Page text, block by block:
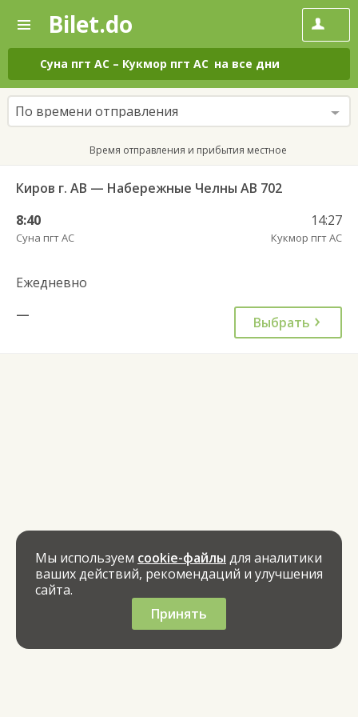
—
Поиск
и
покупка
билетов
на
автобус
онлайн
Bilet.do
Суна пгт АС – Кукмор пгт АС на все дни
По времени отправления
Время отправления и прибытия местное
Киров г. АВ — Набережные Челны АВ 702
8:40
Суна пгт АС
14:27
Кукмор пгт АС
Ежедневно
—
Выбрать
Мы используем cookie-файлы для аналитики
ваших действий, рекомендаций и улучшения
сайта.
Принять